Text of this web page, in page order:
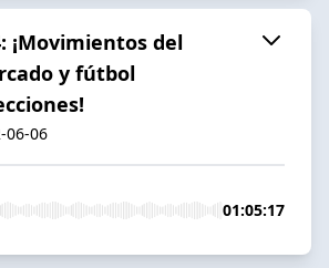
¡Movimientos del
y fútbol
06-06
01:05:17